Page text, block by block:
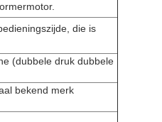
die is
(dubbele druk dubbele
bekend merk